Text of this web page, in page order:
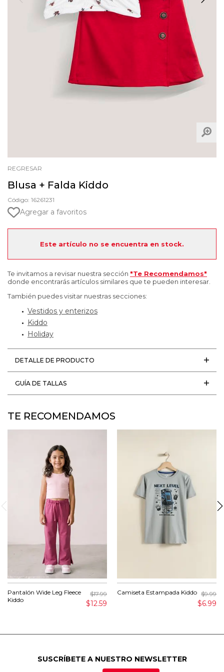
REGRESAR
Blusa + Falda Kiddo
Código: 16261231
Agregar a favoritos
Este artículo no se encuentra en stock.
Te invitamos a revisar nuestra sección "Te Recomendamos"
donde encontrarás artículos similares que te pueden interesar.
También puedes visitar nuestras secciones:
Vestidos y enterizos
Kiddo
Holiday
DETALLE DE PRODUCTO
GUÍA DE TALLAS
TE RECOMENDAMOS
Pantalón Wide Leg Fleece
Kiddo
$17.99
$12.59
Camiseta Estampada Kiddo $9.99
$6.99
SUSCRÍBETE A NUESTRO NEWSLETTER